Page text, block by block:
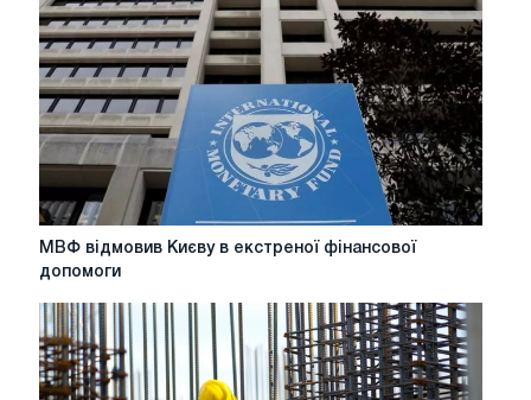
прогресу
щодо
нового
траншу
МВФ
в
екстреної
фінансової
допомоги
МВФ відмовив Києву в екстреної фінансової
допомоги